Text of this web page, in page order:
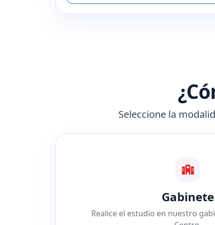
Seleccione la
Gabinete
Realice el estudio en nuestro